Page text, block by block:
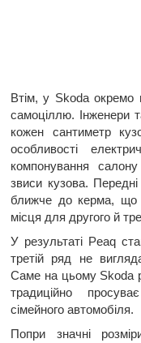
Втім, у Skoda окремо
самоціллю. Інженери
кожен сантиметр
особливості
компонування
звиси кузова.
ближче до керма, що
місця для другого й
У результаті Peaq
третій ряд не
Саме на цьому Skoda
традиційно
сімейного автомобіля.
Попри значні